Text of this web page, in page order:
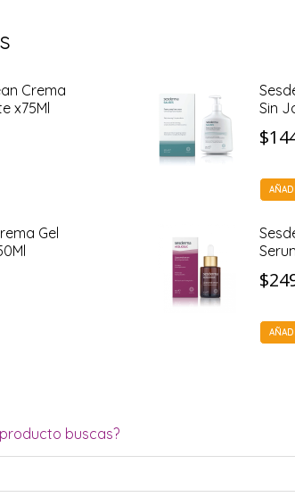
Crema
x75Ml
Sin
$
Gel
$
buscas?